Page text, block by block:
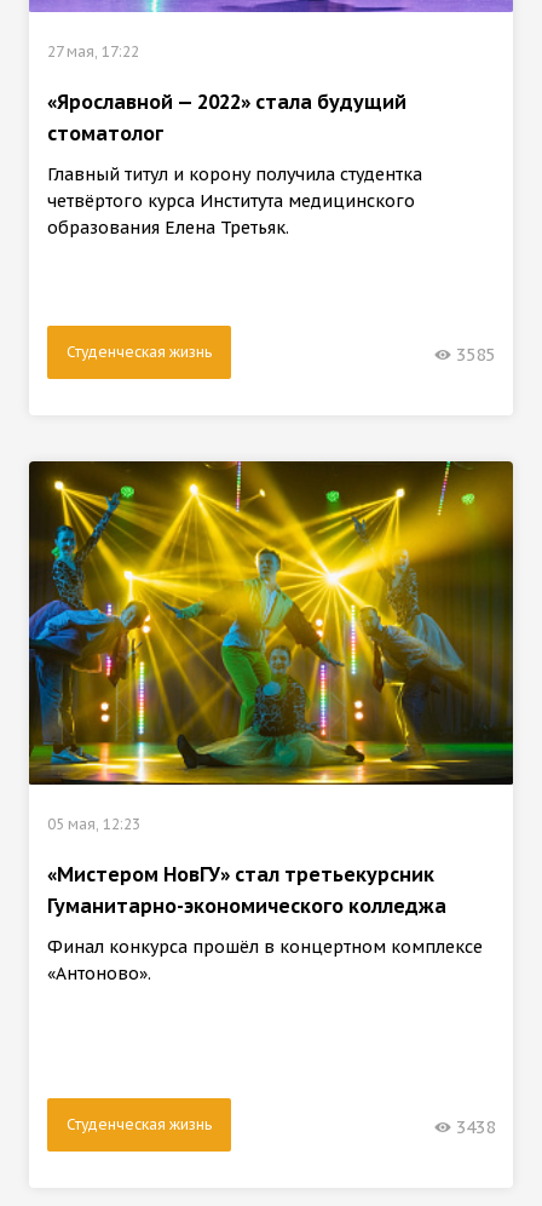
27 мая, 17:22
«Ярославной — 2022» стала будущий
стоматолог
Главный титул и корону получила студентка
четвёртого курса Института медицинского
образования Елена Третьяк.
Студенческая жизнь 3585
05 мая, 12:23
«Мистером НовГУ» стал третьекурсник
Гуманитарно-экономического колледжа
Финал конкурса прошёл в концертном комплексе
«Антоново».
Студенческая жизнь 3438